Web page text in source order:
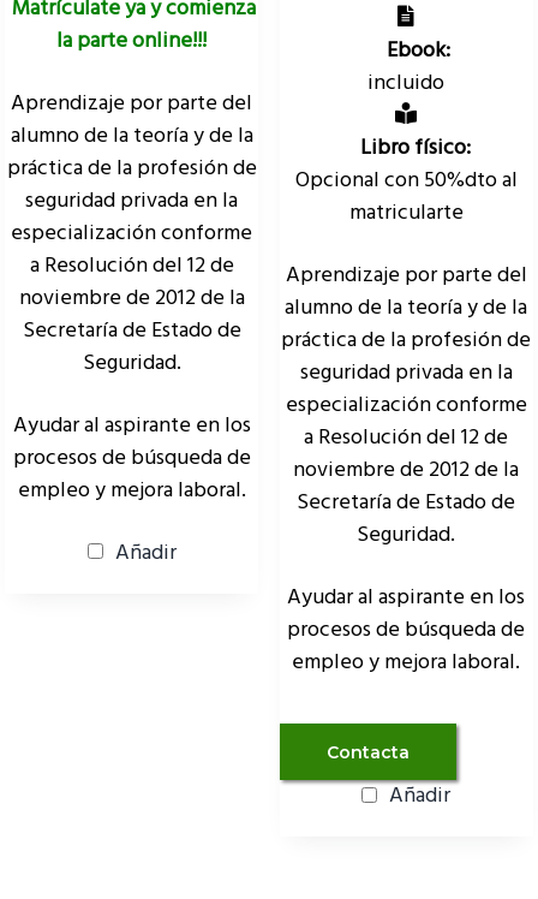
Matrículate ya y comienza
la parte online!!!
Aprendizaje por parte del
alumno de la teoría y de la
práctica de la profesión de
seguridad privada en la
especialización conforme
a Resolución del 12 de
noviembre de 2012 de la
Secretaría de Estado de
Seguridad.
Ayudar al aspirante en los
procesos de búsqueda de
empleo y mejora laboral.
Añadir
Ebook:
incluido
Libro físico:
Opcional con 50%dto al
matricularte
Aprendizaje por parte del
alumno de la teoría y de la
práctica de la profesión de
seguridad privada en la
especialización conforme
a Resolución del 12 de
noviembre de 2012 de la
Secretaría de Estado de
Seguridad.
Ayudar al aspirante en los
procesos de búsqueda de
empleo y mejora laboral.
Contacta
Añadir